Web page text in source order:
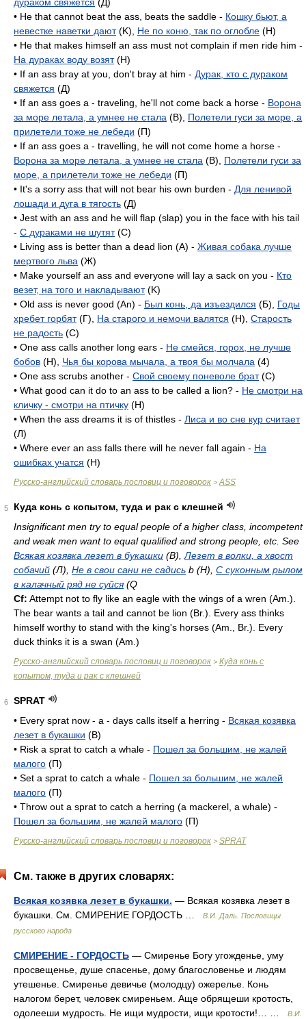
• He that cannot beat the ass, beats the saddle - Кошку бьют, а
невестке наветки дают(K), Не по коню, так по оглобле (H)
• He that makes himself an ass must not complain if men ride him -
На дураках воду возят(H)
• If an ass bray at you, don't bray at him - Дурак, кто с дураком
свяжется (Д)
• If an ass goes a - traveling, he'll not come back a horse - Ворона
за море летала, а умнее не стала (B), Полетели гуси за море, а
прилетели тоже не лебеди (П)
• If an ass goes a - travelling, he will not come home a horse -
Ворона за море летала, а умнее не стала (B), Полетели гуси за
море, а прилетели тоже не лебеди (П)
• It's a sorry ass that will not bear his own burden - Для ленивой
лошади и дуга в тягость (Д)
• Jest with an ass and he will flap (slap) you in the face with his tail
- С дураками не шутят(C)
• Living ass is better than a dead lion (A) - Живая собака лучше
мертвого льва (Ж)
• Make yourself an ass and everyone will lay a sack on you - Кто
везет, на того и накладывают(K)
• Old ass is never good (An) - Был конь, да изъездился (Б), Годы
хребет горбят(Г), На старого и немочи валятся (H), Старость
не радость (C)
• One ass calls another long ears - Не смейся, горох, не лучше
бобов (H), Чья бы корова мычала, а твоя бы молчала (4)
• One ass scrubs another - Свой своему поневоле брат(C)
• What good can it do to an ass to be called a lion? - Не смотри на
кличку - смотри на птичку (H)
• When the ass dreams it is of thistles - Лиса и во сне кур считает
(Л)
• Where ever an ass falls there will he never fall again - На
ошибках учатся (H)
Русско-английский словарь пословиц и поговорок > ASS
5
Куда конь с копытом, туда и рак с клешней
Insignificant men try to equal people of a higher class, incompetent
and weak men want to equal qualified and strong people, etc. See
Всякая козявка лезет в букашки (B), Лезет в волки, а хвост
собачий (Л), Не в свои сани не садись b (H), С суконным рылом
в калачный ряд не суйся(Q
Cf: Attempt not to fly like an eagle with the wings of a wren (Am. ).
The bear wants a tail and cannot be lion (Br.). Every ass thinks
himself worthy to stand with the king's horses (Am. Br.). Every
duck thinks it is a swan (Am. )
Русско-английский словарь пословиц и поговорок > Куда конь с
копытом, туда и рак с клешней
6
SPRAT
• Every sprat now - a - days calls itself a herring - Всякая козявка
лезет в букашки (B)
• Risk a sprat to catch a whale - Пошел за большим, не жалей
малого (П)
• Set a sprat to catch a whale - Пошел за большим, не жалей
малого (П)
• Throw out a sprat to catch a herring (a mackerel, a whale) -
Пошел за большим, не жалей малого (П)
Русско-английский словарь пословиц и поговорок > SPRAT
См. также в других словарях:
Всякая козявка лезет в букашки. — Всякая козявка лезет в
букашки. См. СМИРЕНИЕ ГОРДОСТЬ …
В.И. Даль. Пословицы
русского народа
СМИРЕНИЕ - ГОРДОСТЬ — Смиренье Богу угожденье, уму
просвещенье, душе спасенье, дому благословенье и людям
утешенье. Смиренье девичье (молодцу) ожерелье. Конь
налогом берет, человек смиреньем. Аще обрящеши кротость,
одолееши мудрость. Не ищи мудрости, ищи кротости!… …
В.И.